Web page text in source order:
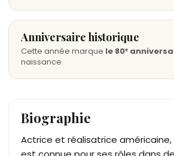
Anniversaire historique
Cette année marque le 80ᵉ
naissance.
Biographie
Actrice et réalisatrice américaine,